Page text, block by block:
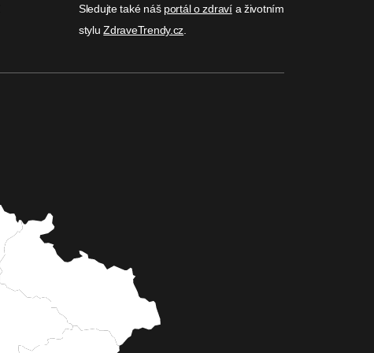
Sledujte také náš portál o zdravía životním
styluZdraveTrendy.cz